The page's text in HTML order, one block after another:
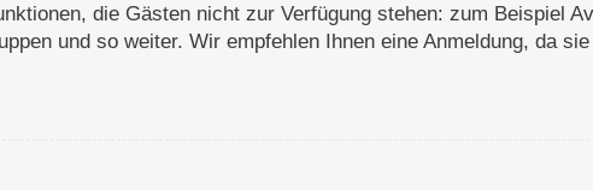
die Gästen nicht zur Verfügung stehen: zum Beispiel
und so weiter. Wir empfehlen Ihnen eine Anmeldung, da